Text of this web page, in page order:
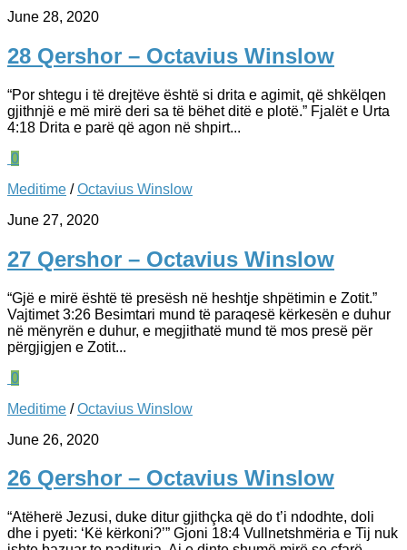
June 28, 2020
28 Qershor – Octavius Winslow
“Por shtegu i të drejtëve është si drita e agimit, që shkëlqen
gjithnjë e më mirë deri sa të bëhet ditë e plotë.” Fjalët e Urta
4:18 Drita e parë që agon në shpirt...
0
Meditime /Octavius Winslow
June 27, 2020
27 Qershor – Octavius Winslow
“Gjë e mirë është të presësh në heshtje shpëtimin e Zotit.”
Vajtimet 3:26 Besimtari mund të paraqesë kërkesën e duhur
në mënyrën e duhur, e megjithatë mund të mos presë për
përgjigjen e Zotit...
0
Meditime /Octavius Winslow
June 26, 2020
26 Qershor – Octavius Winslow
“Atëherë Jezusi, duke ditur gjithçka që do t’i ndodhte, doli
dhe i pyeti: ‘Kë kërkoni?’” Gjoni 18:4 Vullnetshmëria e Tij nuk